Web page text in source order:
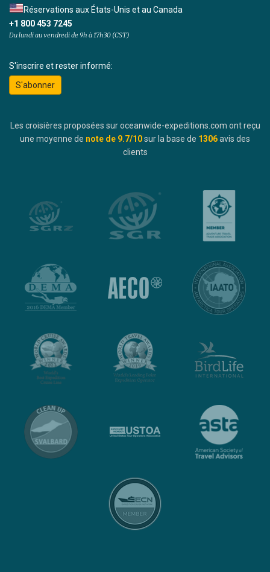
Réservations aux États-Unis et au Canada
+1 800 453 7245
Du lundi au vendredi de 9h à 17h30 (CST)
S'inscrire et rester informé:
S'abonner
Les croisières proposées sur oceanwide-expeditions.com ont reçu
une moyenne de note de 9.7/10sur la base de 1306avis des
clients